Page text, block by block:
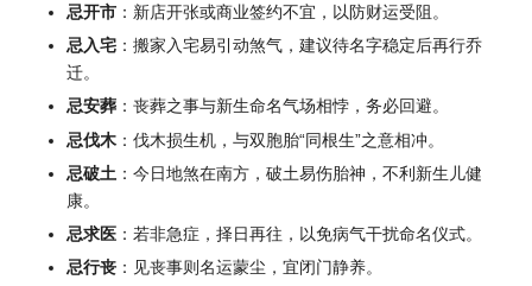
忌开市 ：新店开张或商业签约不宜，以防财运受阻。
忌入宅 ：搬家入宅易引动煞气，建议待名字稳定后再行乔
迁。
忌安葬 ：丧葬之事与新生命名气场相悖，务必回避。
忌伐木 ：伐木损生机，与双胞胎“同根生”之意相冲。
忌破土 ：今日地煞在南方，破土易伤胎神，不利新生儿健
康。
忌求医 ：若非急症，择日再往，以免病气干扰命名仪式。
忌行丧 ：见丧事则名运蒙尘，宜闭门静养。